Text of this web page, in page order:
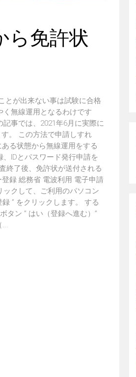
ら免許状
とが出来ない事は試験に合格
無線運用となるわけです
事では、2021年6月に実際に
。 この方法で申請しすれ
る状態から無線運用をする
IDとパスワード発行申請を
終了後、免許状が送付される
録 総務省 電波利用 電子申請
クして、ご利用のパソコン
” をクリックします。 する
タン ” はい（登録へ進む）”